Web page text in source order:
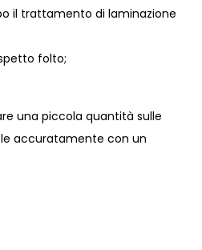
il trattamento di laminazione
folto;
una piccola quantità sulle
accuratamente con un